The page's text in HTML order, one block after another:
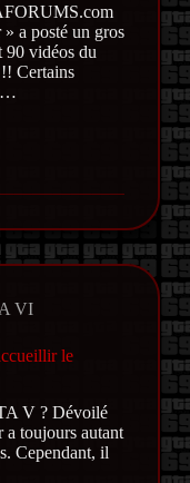
a posté un gros
90 vidéos du
Certains
VI
le
V ? Dévoilé
a toujours autant
Cependant, il